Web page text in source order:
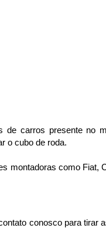
carros presente no
o cubo de roda.
montadoras como Fiat,
conosco para tirar